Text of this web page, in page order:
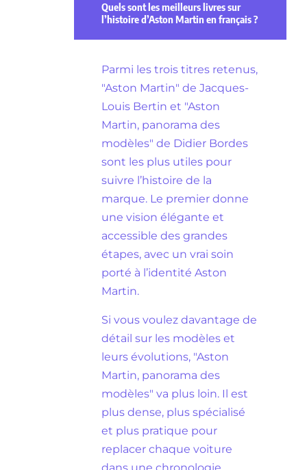
Quels sont les meilleurs livres sur
l’histoire d’Aston Martin en français ?
Parmi les trois titres retenus,
"Aston Martin" de Jacques-
Louis Bertin et "Aston
Martin, panorama des
modèles" de Didier Bordes
sont les plus utiles pour
suivre l’histoire de la
marque. Le premier donne
une vision élégante et
accessible des grandes
étapes, avec un vrai soin
porté à l’identité Aston
Martin.
Si vous voulez davantage de
détail sur les modèles et
leurs évolutions, "Aston
Martin, panorama des
modèles" va plus loin. Il est
plus dense, plus spécialisé
et plus pratique pour
replacer chaque voiture